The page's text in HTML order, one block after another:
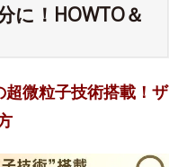
に！HOWTO＆
微粒子技術搭載！ザ